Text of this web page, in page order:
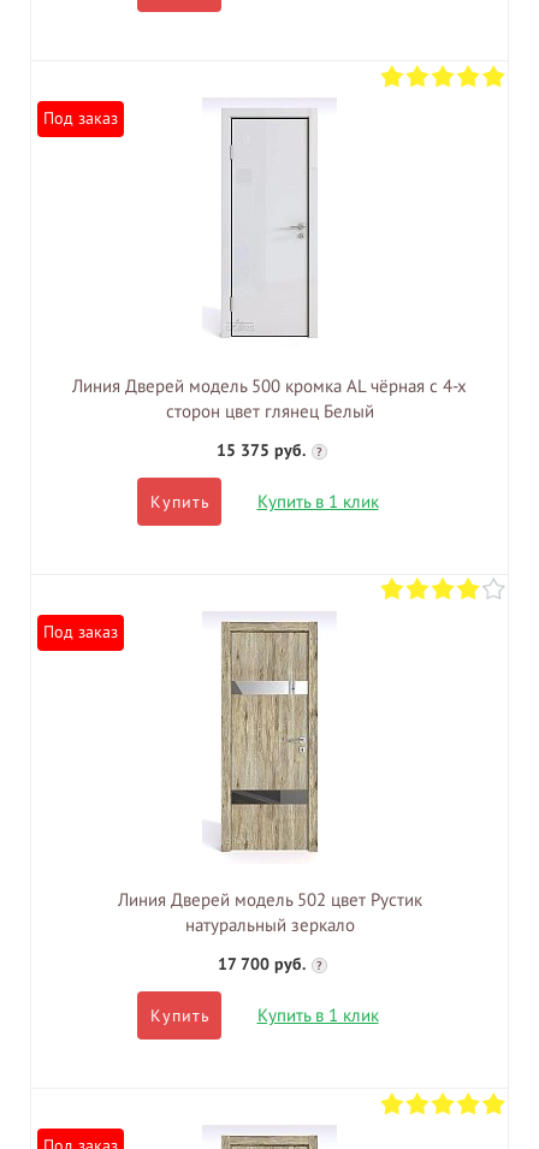
Под заказ
Линия Дверей модель 500 кромка AL чёрная с 4-х
сторон цвет глянец Белый
15 375 руб. ?
Купить Купить в 1 клик
Под заказ
Линия Дверей модель 502 цвет Рустик
натуральный зеркало
17 700 руб. ?
Купить Купить в 1 клик